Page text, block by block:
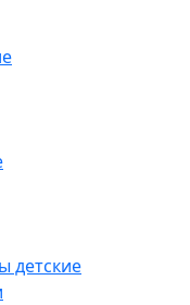
детские